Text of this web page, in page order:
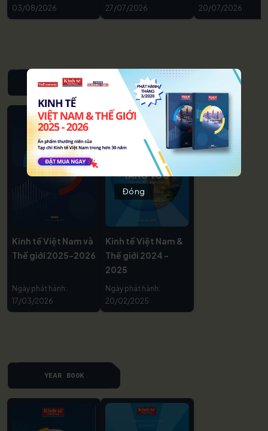
03/08/2026 27/07/2026 20/07/2026
NIÊN GIÁM KINH TẾ VIỆT NAM & THẾ GIỚI
Kinh tế Việt Nam và
Thế giới 2025-2026
Ngày phát hành:
17/03/2026
Kinh tế Việt Nam &
Thế giới 2024 -
2025
Ngày phát hành:
20/02/2025
YEAR BOOK
Đóng